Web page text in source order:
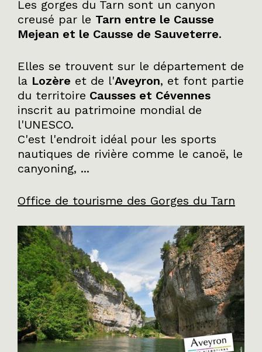
Les gorges du Tarn sont un canyon
creusé par le Tarn entre le Causse
Mejean et le Causse de Sauveterre.
Elles se trouvent sur le département de
la Lozère et de l'Aveyron, et font partie
du territoire Causses et Cévennes
inscrit au patrimoine mondial de
l'UNESCO.
C'est l'endroit idéal pour les sports
nautiques de rivière comme le canoë, le
canyoning, ...
Office de tourisme des Gorges du Tarn